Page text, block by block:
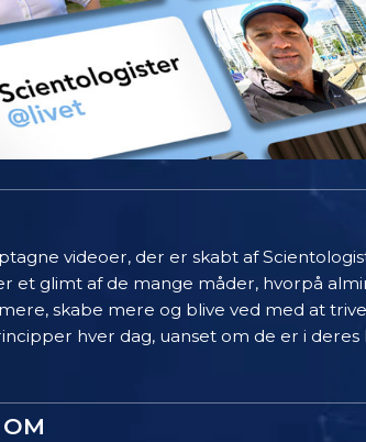
videoer, der er skabt af
et glimt af de mange måder, hvorpå
skabe mere og blive ved med at
hver dag, uanset om de er i